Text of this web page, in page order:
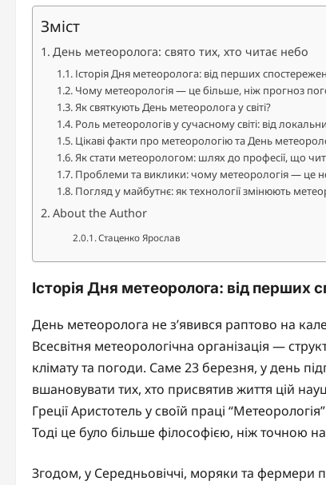
Зміст
День метеоролога: свято тих, хто читає небо
Історія Дня метеоролога: від перших
Чому метеорологія — це більше, ніж прогноз
Як святкують День метеоролога у світі?
Роль метеорологів у сучасному світі: від
Цікаві факти про метеорологію та День
Як стати метеорологом: шлях до професії, що
Проблеми та виклики: чому метеорологія — це
Погляд у майбутнє: як технології змінюють
About the Author
Стаценко Ярослав
Історія Дня метеоролога: від перших
День метеоролога не з’явився раптово на
Всесвітня метеорологічна організація —
клімату та погоди. Саме 23 березня, у день
вшановувати тих, хто присвятив життя цій
Греції Аристотель у своїй праці
Тоді це було більше філософією, ніж точною
Згодом, у Середньовіччі, моряки та фермери